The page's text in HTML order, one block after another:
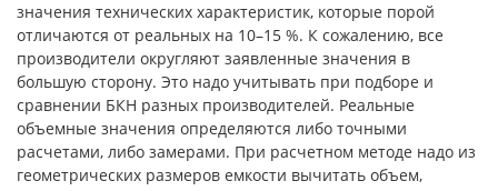
значения технических характеристик, которые порой
отличаются от реальных на 10–15 %. К сожалению, все
производители округляют заявленные значения в
большую сторону. Это надо учитывать при подборе и
сравнении БКН разных производителей. Реальные
объемные значения определяются либо точными
расчетами, либо замерами. При расчетном методе надо из
геометрических размеров емкости вычитать объем,